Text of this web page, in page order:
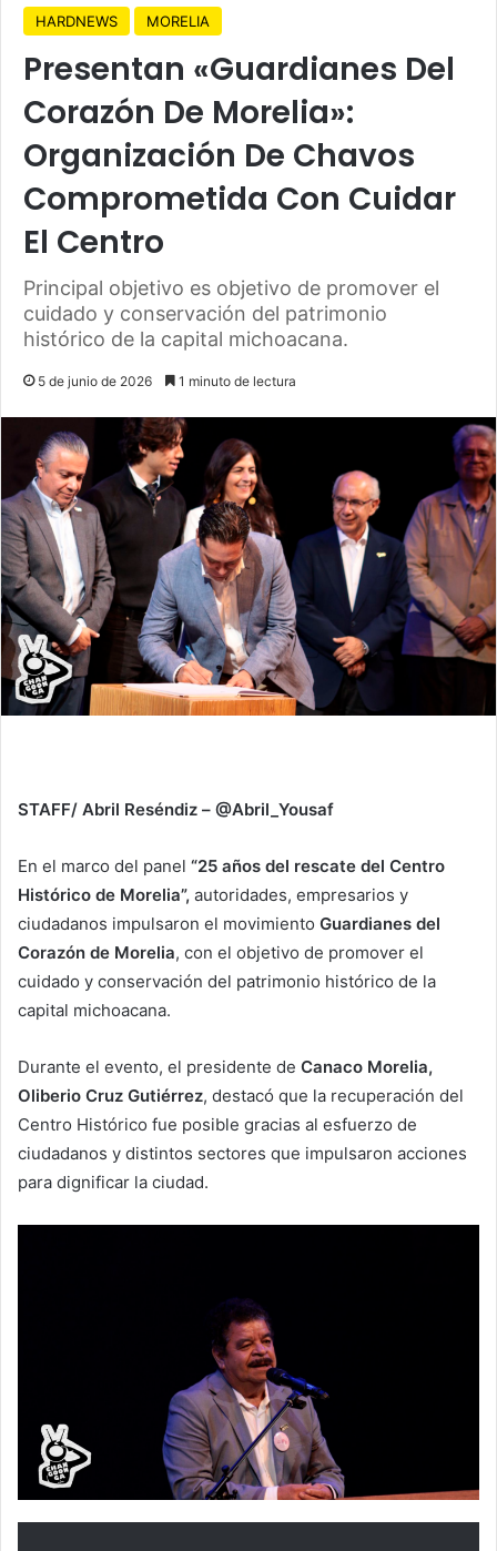
HARDNEWS MORELIA
Presentan «Guardianes Del
Corazón De Morelia»:
Organización De Chavos
Comprometida Con Cuidar
El Centro
Principal objetivo es objetivo de promover el
cuidado y conservación del patrimonio
histórico de la capital michoacana.
5 de junio de 2026 1 minuto de lectura
STAFF/ Abril Reséndiz – @Abril_Yousaf
En el marco del panel “25 años del rescate del Centro
Histórico de Morelia”, autoridades, empresarios y
ciudadanos impulsaron el movimiento Guardianes del
Corazón de Morelia, con el objetivo de promover el
cuidado y conservación del patrimonio histórico de la
capital michoacana.
Durante el evento, el presidente de Canaco Morelia,
Oliberio Cruz Gutiérrez, destacó que la recuperación del
Centro Histórico fue posible gracias al esfuerzo de
ciudadanos y distintos sectores que impulsaron acciones
para dignificar la ciudad.